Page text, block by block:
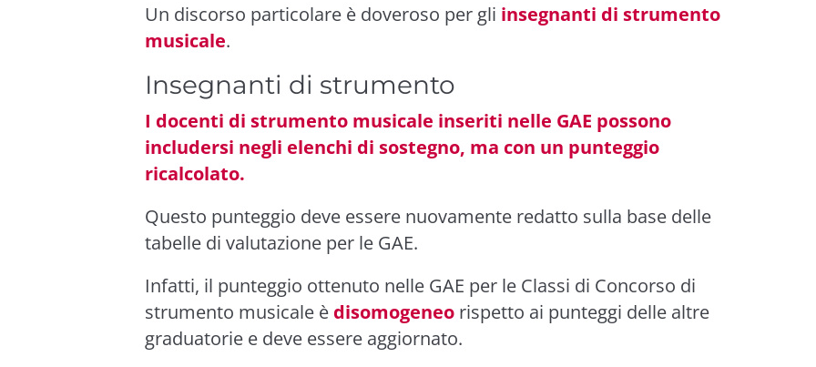
Un discorso particolare è doveroso per gli insegnanti di strumento
musicale.
Insegnanti di strumento
I docenti di strumento musicale inseriti nelle GAE possono
includersi negli elenchi di sostegno, ma con un punteggio
ricalcolato.
Questo punteggio deve essere nuovamente redatto sulla base delle
tabelle di valutazione per le GAE.
Infatti, il punteggio ottenuto nelle GAE per le Classi di Concorso di
strumento musicale è disomogeneo rispetto ai punteggi delle altre
graduatorie e deve essere aggiornato.